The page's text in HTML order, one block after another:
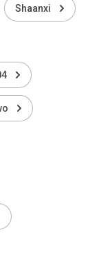
Shaanxi